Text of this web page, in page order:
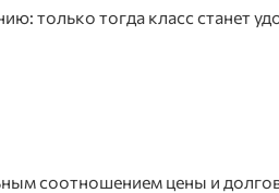
только тогда класс станет
соотношением цены и